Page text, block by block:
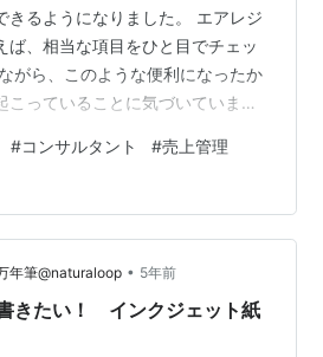
きるようになりました。 エアレジ
ば、相当な項目をひと目でチェッ
がら、このような便利になったか
こっていることに気づいています
いのか？
#コンサルタント #売上管理
年筆@naturaloop • 5年前
きたい！ インクジェット紙